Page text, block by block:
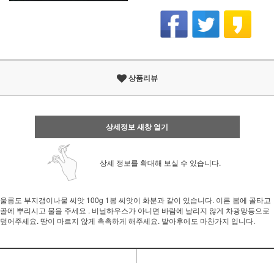
상품리뷰
상세정보 새창 열기
상세 정보를 확대해 보실 수 있습니다.
울릉도 부지갱이나물 씨앗 100g 1봉 씨앗이 화분과 같이 있습니다. 이른 봄에 골타고
골에 뿌리시고 물을 주세요 . 비닐하우스가 아니면 바람에 날리지 않게 차광망등으로
덮어주세요. 땅이 마르지 않게 촉촉하게 해주세요. 발아후에도 마찬가지 입니다.